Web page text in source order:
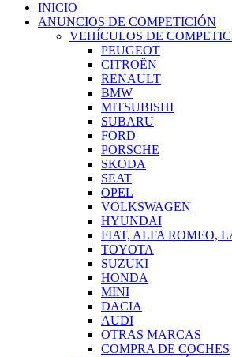
INICIO
ANUNCIOS DE COMPETICIÓN
VEHÍCULOS DE
PEUGEOT
CITROËN
RENAULT
BMW
MITSUBISHI
SUBARU
FORD
PORSCHE
SKODA
SEAT
OPEL
VOLKSWAGEN
HYUNDAI
FIAT, ALFA ROMEO,
TOYOTA
SUZUKI
HONDA
MINI
DACIA
AUDI
OTRAS MARCAS
COMPRA DE COCHES